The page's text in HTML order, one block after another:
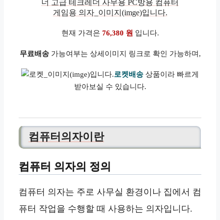
현재 가격은 76,380 원 입니다.
무료배송가능여부는 상세이미지 링크로 확인 가능하며,
로켓배송 상품이라 빠르게
받아보실 수 있습니다.
컴퓨터의자이란
컴퓨터 의자의 정의
컴퓨터 의자는 주로 사무실 환경이나 집에서 컴
퓨터 작업을 수행할 때 사용하는 의자입니다.